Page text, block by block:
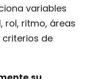
variables
rol, ritmo, áreas
de